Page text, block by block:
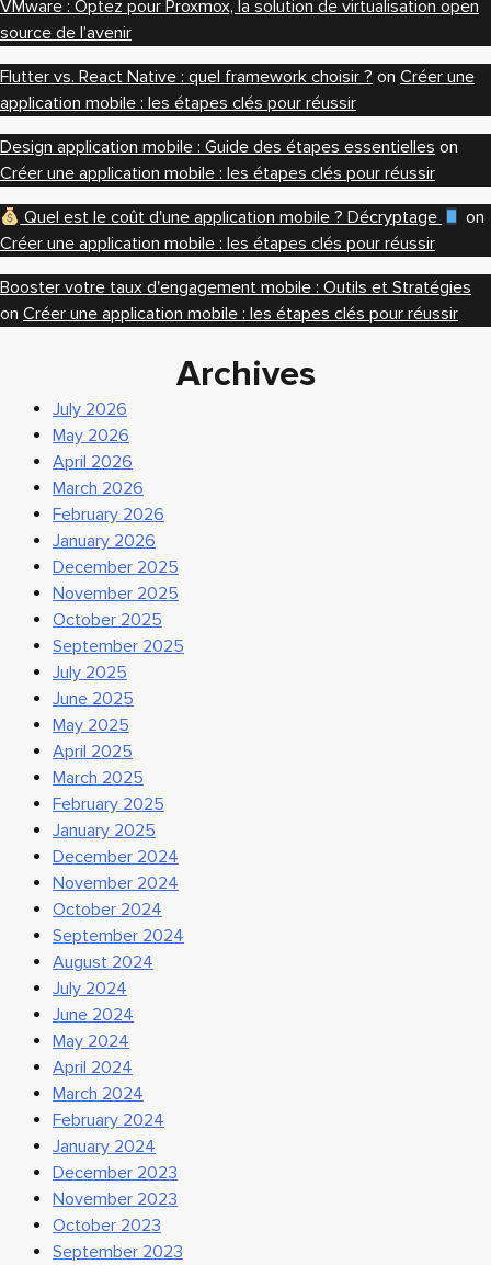
VMware : Optez pour Proxmox, la solution de virtualisation open
source de l’avenir
Flutter vs. React Native : quel framework choisir ? on Créer une
application mobile : les étapes clés pour réussir
Design application mobile : Guide des étapes essentielles on
Créer une application mobile : les étapes clés pour réussir
Quel est le coût d'une application mobile ? Décryptage
on
Créer une application mobile : les étapes clés pour réussir
Booster votre taux d'engagement mobile : Outils et Stratégies
on Créer une application mobile : les étapes clés pour réussir
Archives
July 2026
May 2026
April 2026
March 2026
February 2026
January 2026
December 2025
November 2025
October 2025
September 2025
July 2025
June 2025
May 2025
April 2025
March 2025
February 2025
January 2025
December 2024
November 2024
October 2024
September 2024
August 2024
July 2024
June 2024
May 2024
April 2024
March 2024
February 2024
January 2024
December 2023
November 2023
October 2023
September 2023